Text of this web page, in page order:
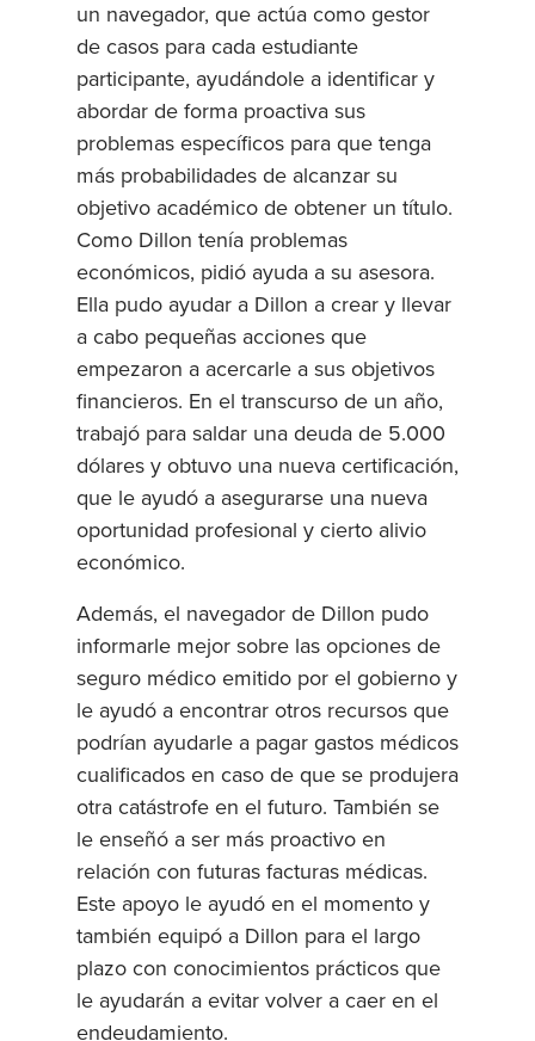
un navegador, que actúa como gestor
de casos para cada estudiante
participante, ayudándole a identificar y
abordar de forma proactiva sus
problemas específicos para que tenga
más probabilidades de alcanzar su
objetivo académico de obtener un título.
Como Dillon tenía problemas
económicos, pidió ayuda a su asesora.
Ella pudo ayudar a Dillon a crear y llevar
a cabo pequeñas acciones que
empezaron a acercarle a sus objetivos
financieros. En el transcurso de un año,
trabajó para saldar una deuda de 5.000
dólares y obtuvo una nueva certificación,
que le ayudó a asegurarse una nueva
oportunidad profesional y cierto alivio
económico.
Además, el navegador de Dillon pudo
informarle mejor sobre las opciones de
seguro médico emitido por el gobierno y
le ayudó a encontrar otros recursos que
podrían ayudarle a pagar gastos médicos
cualificados en caso de que se produjera
otra catástrofe en el futuro. También se
le enseñó a ser más proactivo en
relación con futuras facturas médicas.
Este apoyo le ayudó en el momento y
también equipó a Dillon para el largo
plazo con conocimientos prácticos que
le ayudarán a evitar volver a caer en el
endeudamiento.